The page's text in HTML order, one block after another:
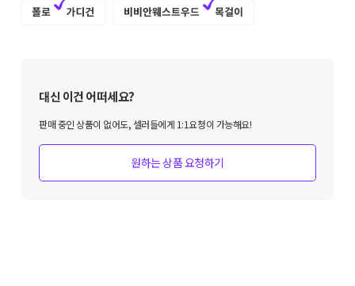
대신 이건 어떠세요?
판매 중인 상품이 없어도, 셀러들에게 1:1요청이 가능해요!
원하는 상품 요청하기